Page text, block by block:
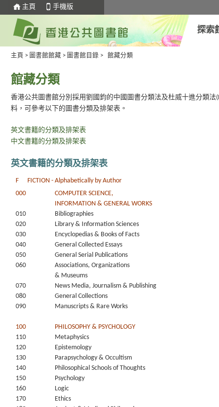
主頁 手機版
探索
主頁 > 圖書館館藏 > 圖書館目錄 > 館藏分類
館藏分類
香港公共圖書館分別採用劉國鈞的中國圖書分類法及杜威十進分類法
料，可參考以下的圖書分類及排架表。
英文書籍的分類及排架表
中文書籍的分類及排架表
英文書籍的分類及排架表
F FICTION - Alphabetically by Author
000
COMPUTER SCIENCE,
INFORMATION & GENERAL WORKS
010
Bibliographies
020
Library & Information Sciences
030
Encyclopedias & Books of Facts
040
General Collected Essays
050
General Serial Publications
060
Associations, Organizations
& Museums
070
News Media, Journalism & Publishing
080
General Collections
090
Manuscripts & Rare Works
100
PHILOSOPHY & PSYCHOLOGY
110
Metaphysics
120
Epistemology
130
Parapsychology & Occultism
140
Philosophical Schools of Thoughts
150
Psychology
160
Logic
170
Ethics